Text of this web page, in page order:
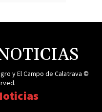
y El Campo de Calatrava ©